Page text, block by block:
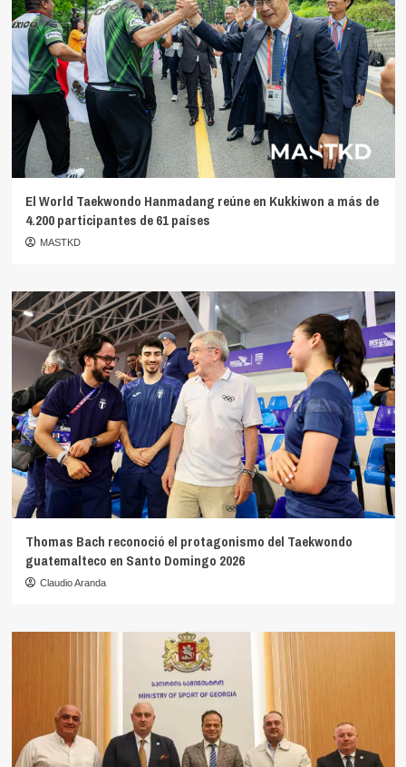
El World Taekwondo Hanmadang reúne en Kukkiwon a más de
4.200 participantes de 61 países
MASTKD
Thomas Bach reconoció el protagonismo del Taekwondo
guatemalteco en Santo Domingo 2026
Claudio Aranda